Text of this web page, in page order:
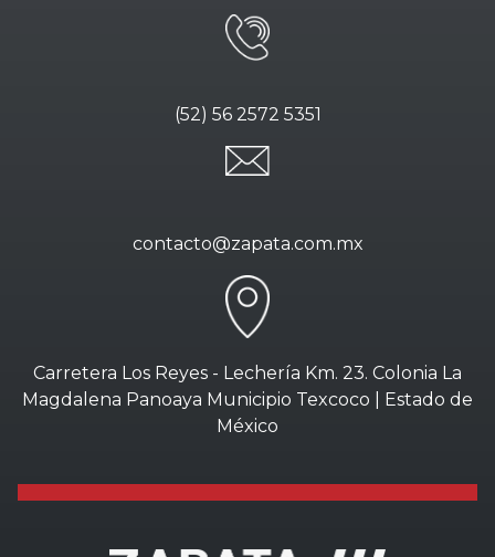
(52) 56 2572 5351
contacto@zapata.com.mx
Carretera Los Reyes - Lechería Km. 23. Colonia La
Magdalena Panoaya Municipio Texcoco | Estado de
México